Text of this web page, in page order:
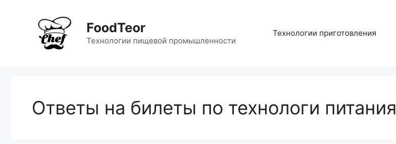
содержимому
FoodTeor
Технологии пищевой промышленности
Технологии приготовления
Ответы на билеты по технологи питания